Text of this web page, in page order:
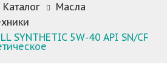
Каталог
Масла
SYNTHETIC 5W-40 API SN/CF